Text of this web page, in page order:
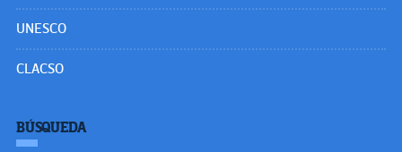
UNESCO
CLACSO
BÚSQUEDA